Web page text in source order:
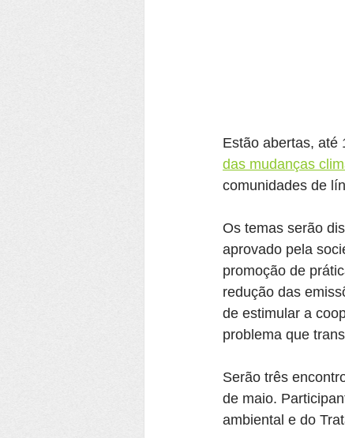
Estão abertas, até
das mudanças
comunidades de
Os temas serão
aprovado pela
promoção de
redução das
de estimular a
problema que
Serão três
de maio.
ambiental e do